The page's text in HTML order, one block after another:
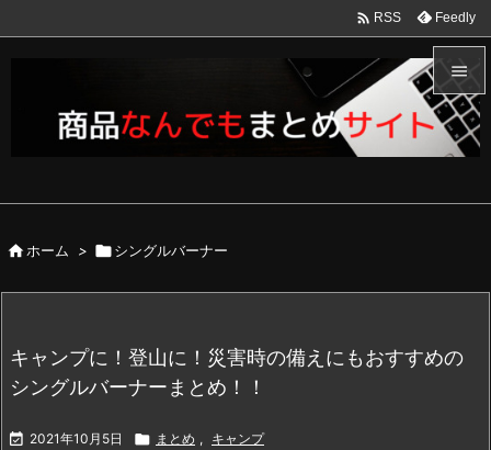


メニュ

検索
 RSS Feedly
ホーム > シングルバーナー
キャンプに！登山に！災害時の備えにもおすすめの
シングルバーナーまとめ！！
 2021年10月5日  まとめ , キャンプ